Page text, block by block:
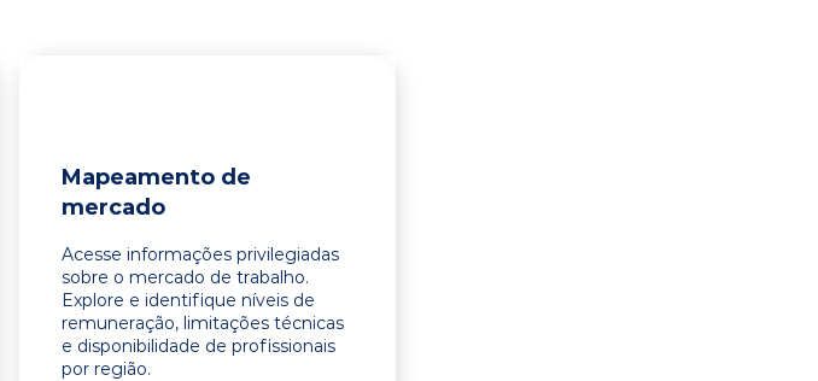
Mapeamento de
mercado
Acesse informações privilegiadas
sobre o mercado de trabalho.
Explore e identifique níveis de
remuneração, limitações técnicas
e disponibilidade de profissionais
por região.